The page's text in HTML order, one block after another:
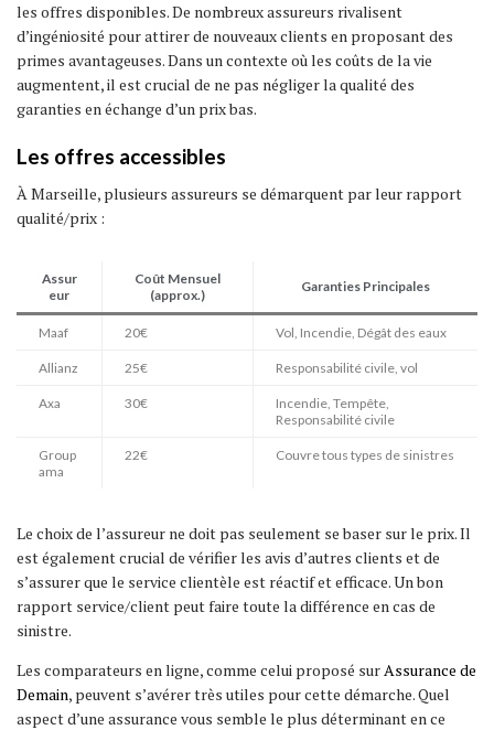
les offres disponibles. De nombreux assureurs rivalisent
d’ingéniosité pour attirer de nouveaux clients en proposant des
primes avantageuses. Dans un contexte où les coûts de la vie
augmentent, il est crucial de ne pas négliger la qualité des
garanties en échange d’un prix bas.
Les offres accessibles
À Marseille, plusieurs assureurs se démarquent par leur rapport
qualité/prix :
Assur
eur
Coût Mensuel
(approx.)
Garanties Principales
Maaf 20€ Vol, Incendie, Dégât des eaux
Allianz 25€ Responsabilité civile, vol
Axa 30€
Incendie, Tempête,
Responsabilité civile
Group
ama
22€ Couvre tous types de sinistres
Le choix de l’assureur ne doit pas seulement se baser sur le prix. Il
est également crucial de vérifier les avis d’autres clients et de
s’assurer que le service clientèle est réactif et efficace. Un bon
rapport service/client peut faire toute la différence en cas de
sinistre.
Les comparateurs en ligne, comme celui proposé sur Assurance de
Demain, peuvent s’avérer très utiles pour cette démarche. Quel
aspect d’une assurance vous semble le plus déterminant en ce